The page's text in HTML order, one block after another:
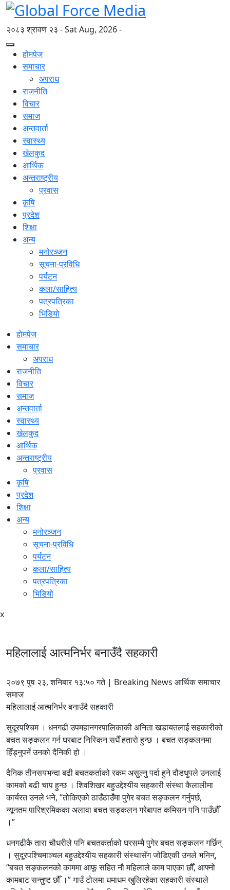
२०८३ श्रावण २३ - Sat Aug, 2026 -
होमपेज
समाचार
अपराध
राजनीति
विचार
समाज
अन्तवार्ता
स्वास्थ्य
खेलकुद
आर्थिक
अन्तराष्ट्रीय
प्रवास
कृषि
प्रदेश
शिक्षा
अन्य
मनोरञ्जन
सूचना-प्रविधि
पर्यटन
कला/साहित्य
पत्रपत्रिका
भिडियो
होमपेज
समाचार
अपराध
राजनीति
विचार
समाज
अन्तवार्ता
स्वास्थ्य
खेलकुद
आर्थिक
अन्तराष्ट्रीय
प्रवास
कृषि
प्रदेश
शिक्षा
अन्य
मनोरञ्जन
सूचना-प्रविधि
पर्यटन
कला/साहित्य
पत्रपत्रिका
भिडियो
x
महिलालाई आत्मनिर्भर बनाउँदै सहकारी
२०७९ पुष २३, शनिबार १३:५० गते | Breaking News आर्थिक समाचार
समाज
महिलालाई आत्मनिर्भर बनाउँदै सहकारी
सुदूरपश्चिम । धनगढी उपमहानगरपालिकाकी अनिता खडायतलाई सहकारीको
बचत सङ्कलन गर्न घरबाट निस्किन सधैँ हतारो हुन्छ । बचत सङ्कलनमा
हिँड्नुपर्ने उनको दैनिकी हो ।
दैनिक तीनसयभन्दा बढी बचतकर्ताको रकम असुल्नु पर्दा हुने दौडधुपले उनलाई
कामको बढी चाप हुन्छ । शिवशिखर बहुउद्देश्यीय सहकारी संस्था कैलालीमा
कार्यरत उनले भने, “तोकिएको ठाउँठाउँमा पुगेर बचत सङ्कलन गर्नुपर्छ,
न्यूनतम पारिश्रमिकका अलावा बचत सङ्कलन गरेबापत कमिसन पनि पाउँछौँ
।”
धनगढीकै तारा चौधरीले पनि बचतकर्ताको घरसम्मै पुगेर बचत सङ्कलन गर्छिन्
। सुदूरपश्चिमाञ्चल बहुउद्देश्यीय सहकारी संस्थासँग जोडिएकी उनले भनिन्,
“बचत सङ्कलनको काममा आफू सहित नौ महिलाले काम पाएका छौँ, आफ्नो
कामबाट सन्तुष्ट छौँ ।” गाउँ टोलमा धमाधम खुलिरहेका सहकारी संस्थाले